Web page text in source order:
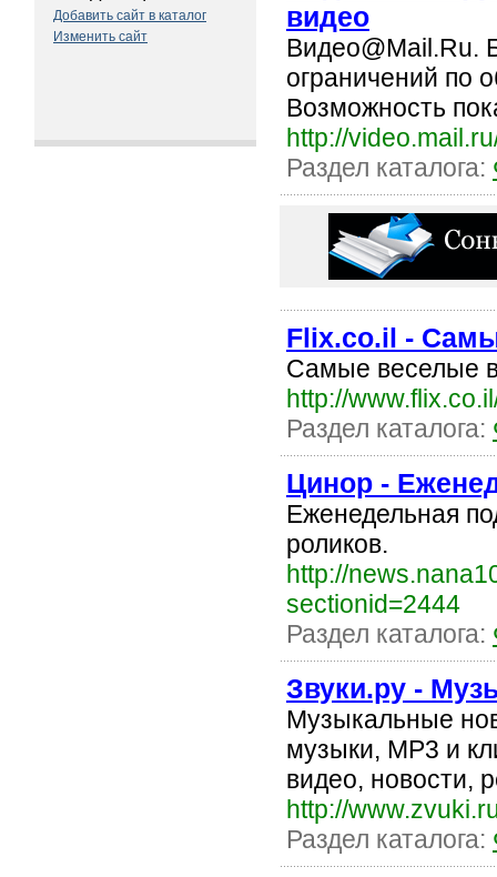
Добавить сайт в каталог
Изменить сайт
видео
Видео@Mail.Ru.
ограничений по
Возможность
http://
Раздел каталога:
Flix.co.il -
Самые веселые
http://
Раздел каталога:
Цинор -
Еженедельная
роликов.
http://
sectionid=2444
Раздел каталога:
Звуки.ру -
Музыкальные
музыки, MP3 и
видео, новости,
http://
Раздел каталога: